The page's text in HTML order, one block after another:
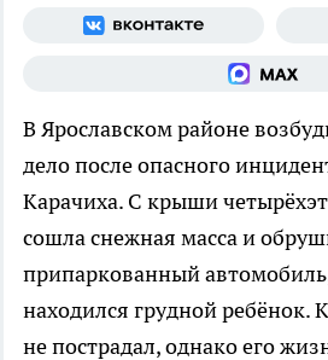
В Ярославском районе
дело после опасного
Карачиха. С крыши
сошла снежная масса и
припаркованный
находился грудной ребёнок.
не пострадал, однако его